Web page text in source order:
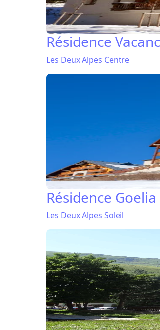
Résidence
Les Deux Alpes Centre
Résidence
Les Deux Alpes Soleil